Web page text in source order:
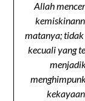
Allah
matanya; tidak
kecuali yang